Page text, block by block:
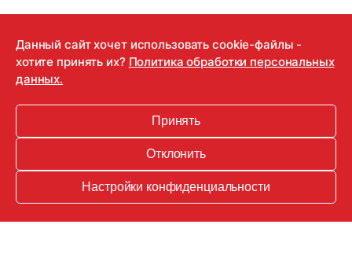
22.03.2020
#IStayHomeFor: звезды на карантине
запустили флешмоб
Кто из знаменитостей призывает к самоизоляции.
Данный сайт хочет использовать cookie-файлы -
хотите принять их? Политика обработки персональных
данных.
Принять
Отклонить
Настройки конфиденциальности